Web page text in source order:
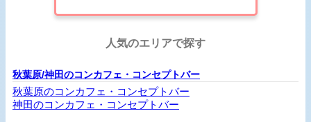
人気のエリアで探す
秋葉原/神田のコンカフェ・コンセプトバー
秋葉原のコンカフェ・コンセプトバー
神田のコンカフェ・コンセプトバー